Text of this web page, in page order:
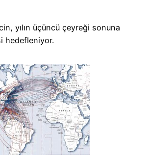
yılın üçüncü çeyreği sonuna
hedefleniyor.